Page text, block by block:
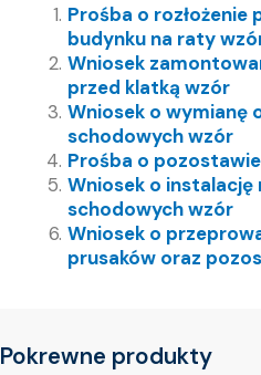
Prośba o rozłożenie
budynku na raty
Wniosek
przed klatką wzór
Wniosek o wymianę
schodowych wzór
Prośba o
Wniosek o
schodowych wzór
Wniosek o
prusaków oraz
Pokrewne produkty